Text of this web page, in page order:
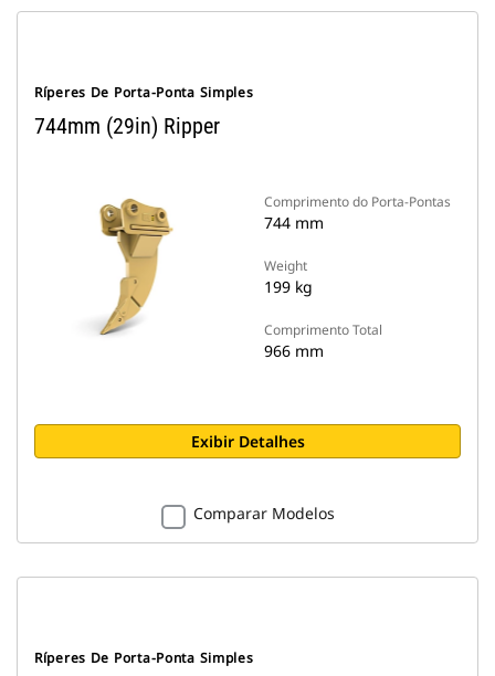
Ríperes De Porta-Ponta Simples
744mm (29in) Ripper
Comprimento do Porta-Pontas
744 mm
Weight
199 kg
Comprimento Total
966 mm
Exibir Detalhes
Comparar Modelos
Ríperes De Porta-Ponta Simples